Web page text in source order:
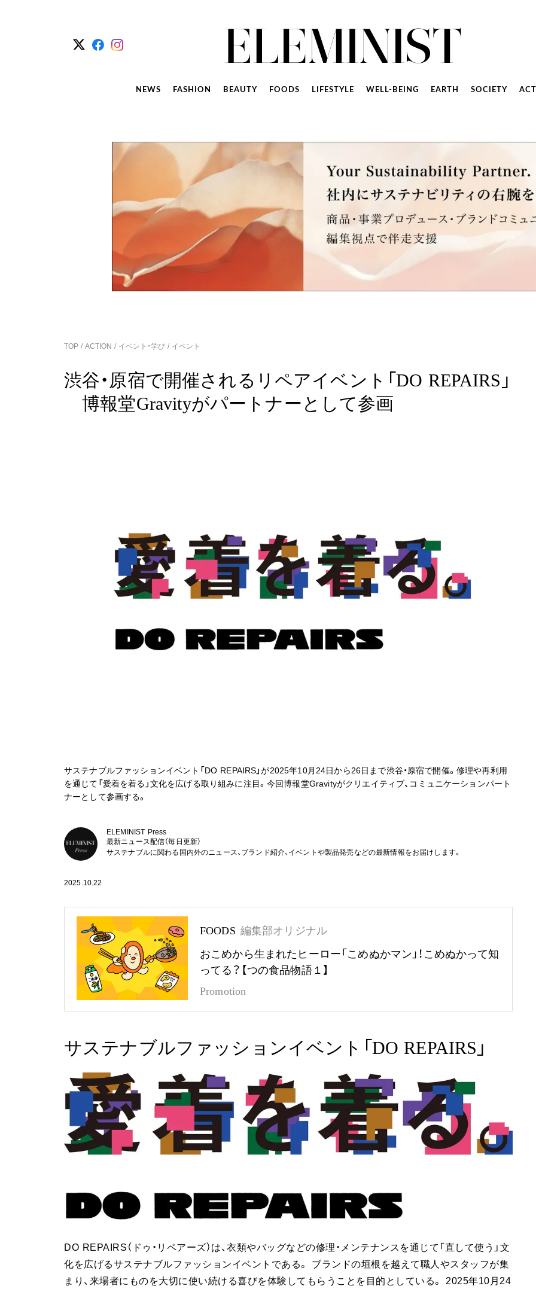
NEWS FASHION BEAUTY FOODS LIFESTYLE WELL-BEING EARTH SOCIETY
TOP ACTION イベント・学び イベント
渋谷・原宿で開催されるリペアイベント「DO REPAIRS」
博報堂Gravityがパートナーとして参画
サステナブルファッションイベント「DO REPAIRS」が2025年10月24日から26日まで渋谷・原宿で開催。修理や再利用
を通じて「愛着を着る」文化を広げる取り組みに注目。今回博報堂Gravityがクリエイティブ、コミュニケーションパート
ナーとして参画する。
ELEMINIST Press
最新ニュース配信（毎日更新）
サステナブルに関わる国内外のニュース、ブランド紹介、イベントや製品発売などの最新情報をお届けします。
2025.10.22
FOODS 編集部オリジナル
おこめから生まれたヒーロー「こめぬかマン」！こめぬかって知
ってる？【つの食品物語１】
Promotion
サステナブルファッションイベント「DO REPAIRS」
DO REPAIRS（ドゥ・リペアーズ）は、衣類やバッグなどの修理・メンテナンスを通じて「直して使う」文
化を広げるサステナブルファッションイベントである。 ブランドの垣根を越えて職人やスタッフが集
まり、来場者にものを大切に使い続ける喜びを体験してもらうことを目的としている。 2025年10月24